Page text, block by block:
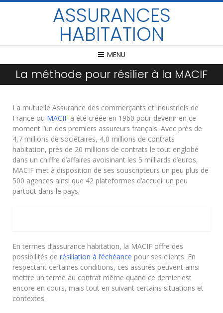
ASSURANCES
HABITATION
MENU
La méthode pour résilier à la MACIF
La mutuelle Assurance des commerçants et industriels de
France ou MACIF a été créée en 1960 pour devenir en ce
moment l’un des premiers assureurs français. Avec près de
4,7 millions de sociétaires, 4,0 millions de contrats
habitation, près de 20 millions de contrats le tout englobé
dans un chiffre d’affaires avoisinant les 5 milliards d’euros,
MACIF met à disposition de ses souscripteurs un peu plus de
500 agences ainsi que 42 plateformes d’accueil un peu
partout dans le pays.
En termes d’assurance habitation, la MACIF offre des
possibilités de résiliation à l’échéance pour ses clients. En
respectant certaines conditions, ces assurés peuvent ainsi
mettre un terme au contrat même quand ce dernier est
encore en cours, mais tout en suivant certains situations et
contextes.